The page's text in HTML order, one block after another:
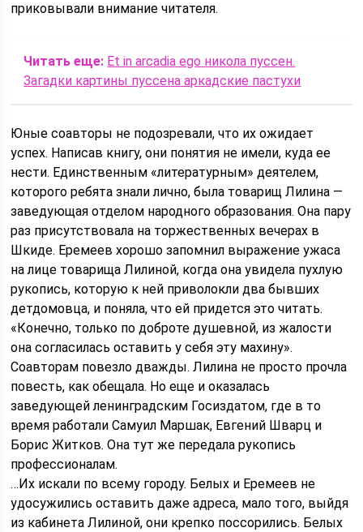
приковывали внимание читателя.
Читать еще: Et in arcadia ego никола пуссен.
Загадки картины пуссена аркадские пастухи
Юные соавторы не подозревали, что их ожидает
успех. Написав книгу, они понятия не имели, куда ее
нести. Единственным «литературным» деятелем,
которого ребята знали лично, была товарищ Лилина —
заведующая отделом народного образования. Она пару
раз присутствовала на торжественных вечерах в
Шкиде. Еремеев хорошо запомнил выражение ужаса
на лице товарища Лилиной, когда она увидела пухлую
рукопись, которую к ней приволокли два бывших
детдомовца, и поняла, что ей придется это читать.
«Конечно, только по доброте душевной, из жалости
она согласилась оставить у себя эту махину».
Соавторам повезло дважды. Лилина не просто прочла
повесть, как обещала. Но еще и оказалась
заведующей ленинградским Госиздатом, где в то
время работали Самуил Маршак, Евгений Шварц и
Борис Житков. Она тут же передала рукопись
профессионалам.
…Их искали по всему городу. Белых и Еремеев не
удосужились оставить даже адреса, мало того, выйдя
из кабинета Лилиной, они крепко поссорились. Белых